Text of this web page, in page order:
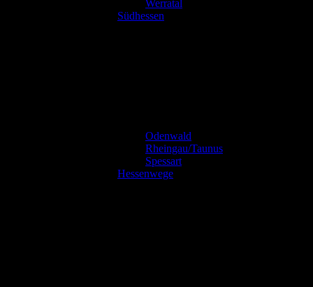
Werratal
Südhessen
Odenwald
Rheingau/Taunus
Spessart
Hessenwege